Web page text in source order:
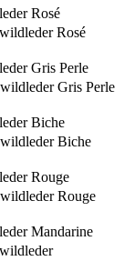
Rosé
Rosé
Gris Perle
Gris Perle
Biche
Biche
Rouge
Rouge
Mandarine